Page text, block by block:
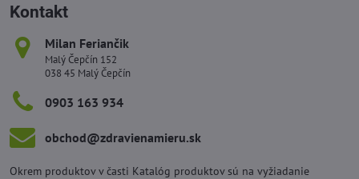
Kontakt
Milan Feriančik
Malý Čepčín 152
038 45 Malý Čepčín
0903 163 934
obchod​@zdravienamieru​.sk
Okrem produktov v časti Katalóg produktov sú na vyžiadanie